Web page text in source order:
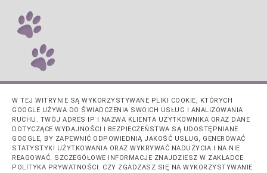
W TEJ WITRYNIE SĄ WYKORZYSTYWANE PLIKI COOKIE, KTÓRYCH
GOOGLE UŻYWA DO ŚWIADCZENIA SWOICH USŁUG I ANALIZOWANIA
RUCHU. TWÓJ ADRES IP I NAZWA KLIENTA UŻYTKOWNIKA ORAZ DANE
DOTYCZĄCE WYDAJNOŚCI I BEZPIECZEŃSTWA SĄ UDOSTĘPNIANE
GOOGLE, BY ZAPEWNIĆ ODPOWIEDNIĄ JAKOŚĆ USŁUG, GENEROWAĆ
STATYSTYKI UŻYTKOWANIA ORAZ WYKRYWAĆ NADUŻYCIA I NA NIE
REAGOWAĆ. SZCZEGÓŁOWE INFORMACJE ZNAJDZIESZ W ZAKŁADCE
POLITYKA PRYWATNOŚCI. CZY ZGADZASZ SIĘ NA WYKORZYSTYWANIE